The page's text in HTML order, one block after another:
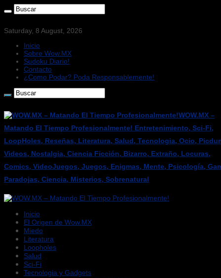
Saturday, 8 August, 2026
Inicio
Sobre Wow.MX
Sudoku Diario!
Contacto
¿Como Podar? Poda Responsablemente!
WOW.MX –
Matando El Tiempo Profesionalmente! Entretenimiento, Sci-Fi,
LoopHoles, Reseñas, Literatura, Salud, Tecnologia, Ocio,
Videos, Nostalgia, Ciencia Ficción, Bizarro, Extraño, Locuras,
Comics, VideoJuegos, Juegos, Enigmas, Mente, Psicología,
Paradojas, Ciencia, Misterios, Sobrenatural
Inicio
El Origen de Wow.MX
Miedo
Literatura
Loopholes
Salud
Sci-Fi
Tecnologia y Gadgets